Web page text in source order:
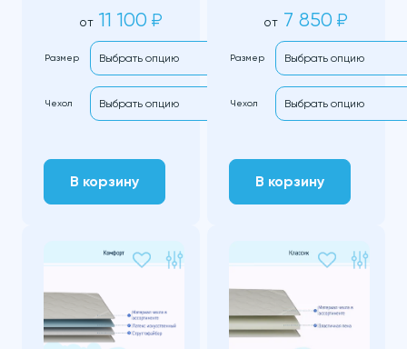
от 11 100 ₽
Размер
Чехол
В корзину
от 7 850 ₽
Размер
Чехол
В корзину